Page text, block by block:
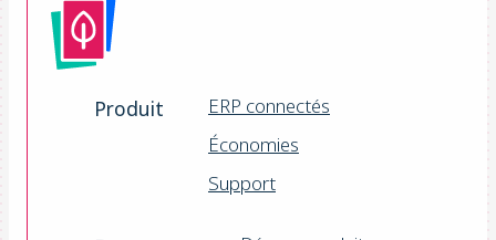
Produit
ERP connectés
Économies
Support